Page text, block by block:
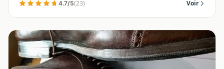
4.7/5(23) Voir